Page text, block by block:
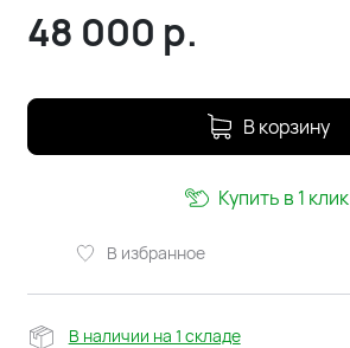
48 000 р.
В корзину
В избранное
Купить в 1 клик
В наличии на 1 складе